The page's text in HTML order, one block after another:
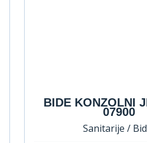
BIDE KONZOLNI
07900
Sanitarije /